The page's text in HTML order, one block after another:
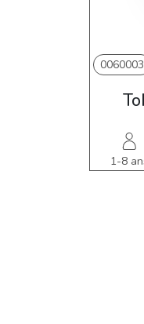
0060003
1-8